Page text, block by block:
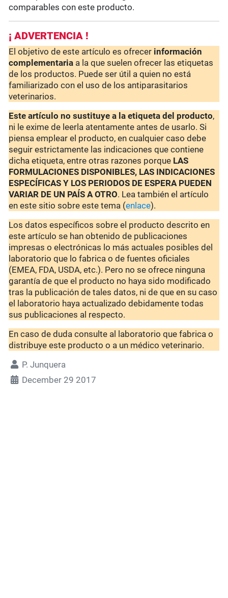
comparables con este producto.
¡ ADVERTENCIA !
El objetivo de este artículo es ofrecer información
complementaria a la que suelen ofrecer las etiquetas
de los productos. Puede ser útil a quien no está
familiarizado con el uso de los antiparasitarios
veterinarios.
Este artículo no sustituye a la etiqueta del producto,
ni le exime de leerla atentamente antes de usarlo. Si
piensa emplear el producto, en cualquier caso debe
seguir estrictamente las indicaciones que contiene
dicha etiqueta, entre otras razones porque LAS
FORMULACIONES DISPONIBLES, LAS INDICACIONES
ESPECÍFICAS Y LOS PERIODOS DE ESPERA PUEDEN
VARIAR DE UN PAÍS A OTRO. Lea también el artículo
en este sitio sobre este tema (enlace).
Los datos específicos sobre el producto descrito en
este artículo se han obtenido de publicaciones
impresas o electrónicas lo más actuales posibles del
laboratorio que lo fabrica o de fuentes oficiales
(EMEA, FDA, USDA, etc.). Pero no se ofrece ninguna
garantía de que el producto no haya sido modificado
tras la publicación de tales datos, ni de que en su caso
el laboratorio haya actualizado debidamente todas
sus publicaciones al respecto.
En caso de duda consulte al laboratorio que fabrica o
distribuye este producto o a un médico veterinario.
P. Junquera
December 29 2017